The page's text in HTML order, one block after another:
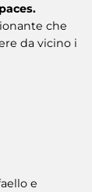
che
da vicino i
e